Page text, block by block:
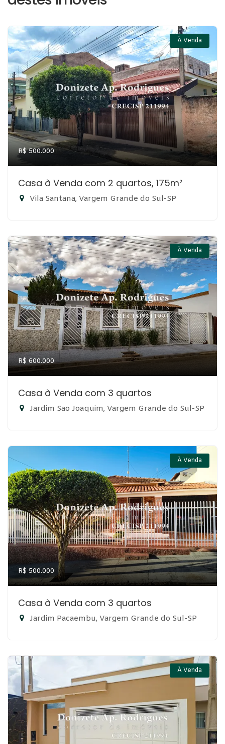
À Venda
R$ 500.000
Casa à Venda com 2 quartos, 175m²
Vila Santana, Vargem Grande do Sul-SP
À Venda
R$ 600.000
Casa à Venda com 3 quartos
Jardim Sao Joaquim, Vargem Grande do Sul-SP
À Venda
R$ 500.000
Casa à Venda com 3 quartos
Jardim Pacaembu, Vargem Grande do Sul-SP
À Venda